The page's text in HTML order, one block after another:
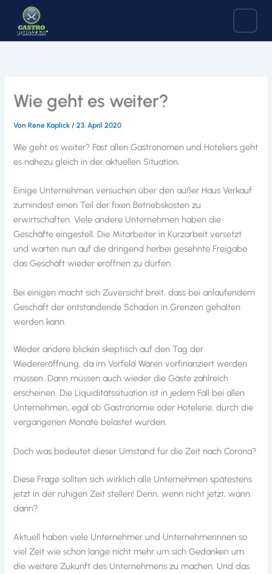
springen
Wie geht es weiter?
VonRene Kaplick/23. April 2020
Wie geht es weiter? Fast allen Gastronomen und Hoteliers geht
es nahezu gleich in der aktuellen Situation.
Einige Unternehmen versuchen über den außer Haus Verkauf
zumindest einen Teil der fixen Betriebskosten zu
erwirtschaften. Viele andere Unternehmen haben die
Geschäfte eingestell. Die Mitarbeiter in Kurzarbeit versetzt
und warten nun auf die dringend herbei gesehnte Freigabe
das Geschäft wieder eröffnen zu dürfen.
Bei einigen macht sich Zuversicht breit, dass bei anlaufendem
Geschäft der entstandende Schaden in Grenzen gehalten
werden kann.
Wieder andere blicken skeptisch auf den Tag der
Wiedereröffnung, da im Vorfeld Waren vorfinanziert werden
müssen. Dann müssen auch wieder die Gäste zahlreich
erscheinen. Die Liquiditätssituation ist in jedem Fall bei allen
Unternehmen, egal ob Gastronomie oder Hotelerie, durch die
vergangenen Monate belastet wurden.
Doch was bedeutet dieser Umstand für die Zeit nach Corona?
Diese Frage sollten sich wirklich alle Unternehmen spätestens
jetzt in der ruhigen Zeit stellen! Denn, wenn nicht jetzt, wann
dann?
Aktuell haben viele Unternehmer und Unternehmerinnen so
viel Zeit wie schon lange nicht mehr um sich Gedanken um
die weitere Zukunft des Unternehmens zu machen. Und das